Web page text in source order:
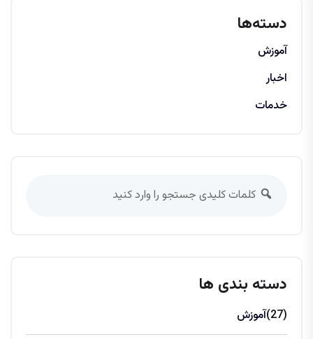
دسته‌ها
آموزش
اخبار
خدمات
دسته بندی ها
آموزش (27)